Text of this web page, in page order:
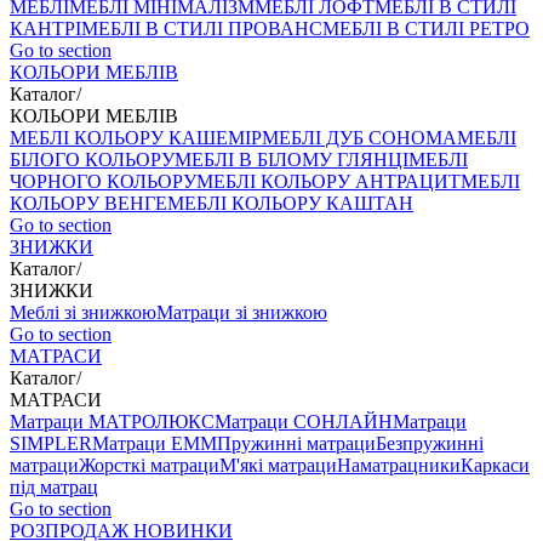
МЕБЛІМЕБЛІ МІНІМАЛІЗММЕБЛІ ЛОФТМЕБЛІ В СТИЛІ
КАНТРІМЕБЛІ В СТИЛІ ПРОВАНСМЕБЛІ В СТИЛІ РЕТРО
Go to section
КОЛЬОРИ МЕБЛІВ
Каталог/
КОЛЬОРИ МЕБЛІВ
МЕБЛІ КОЛЬОРУ КАШЕМІРМЕБЛІ ДУБ СОНОМАМЕБЛІ
БІЛОГО КОЛЬОРУМЕБЛІ В БІЛОМУ ГЛЯНЦІМЕБЛІ
ЧОРНОГО КОЛЬОРУМЕБЛІ КОЛЬОРУ АНТРАЦИТМЕБЛІ
КОЛЬОРУ ВЕНГЕМЕБЛІ КОЛЬОРУ КАШТАН
Go to section
ЗНИЖКИ
Каталог/
ЗНИЖКИ
Меблі зі знижкоюМатраци зі знижкою
Go to section
МАТРАСИ
Каталог/
МАТРАСИ
Матраци МАТРОЛЮКСМатраци СОНЛАЙНМатраци
SIMPLERМатраци ЕММПружинні матрациБезпружинні
матрациЖорсткі матрациМ'які матрациНаматрацникиКаркаси
під матрац
Go to section
РОЗПРОДАЖ НОВИНКИ